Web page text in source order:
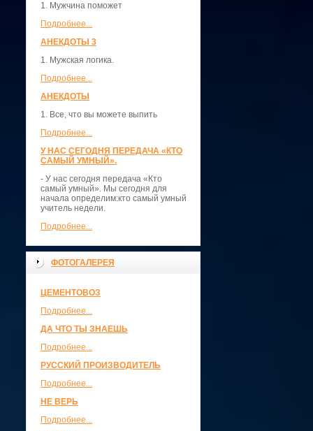
1. Мужчина поможет
Подробнее...
АНЕКДОТЫ 3
1. Мужская логика.
Подробнее...
АНЕКДОТЫ
1. Все, что вы можете выпить
Подробнее...
У НАС СЕГОДНЯ ПЕРЕДАЧА «КТО
САМЫЙ УМНЫЙ».
- У нас сегодня передача «Кто
самый умный». Мы сегодня для
начала определим:кто самый умный
учитель недели.
Подробнее...
ФОТОГАЛЕРЕЯ
ЦЕМЕНТОВОЗ
Подробнее...
ДА ЧТО ТЫ ЗНАЕШЬ
Подробнее...
РУССКИЙ ПРОИЗВОДИТЕЛЬ
Подробнее...
НЕ ВЕРЬ
Подробнее...